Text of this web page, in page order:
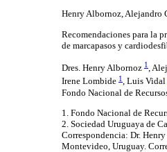
Henry Albornoz, Alejandro
Recomendaciones para la
de marcapasos y
Dres. Henry Albornoz 1,
Irene Lombide 1, Luis Vidal
Fondo Nacional de
1. Fondo Nacional de
2. Sociedad Uruguaya de
Correspondencia: Dr.
Montevideo, Uruguay.